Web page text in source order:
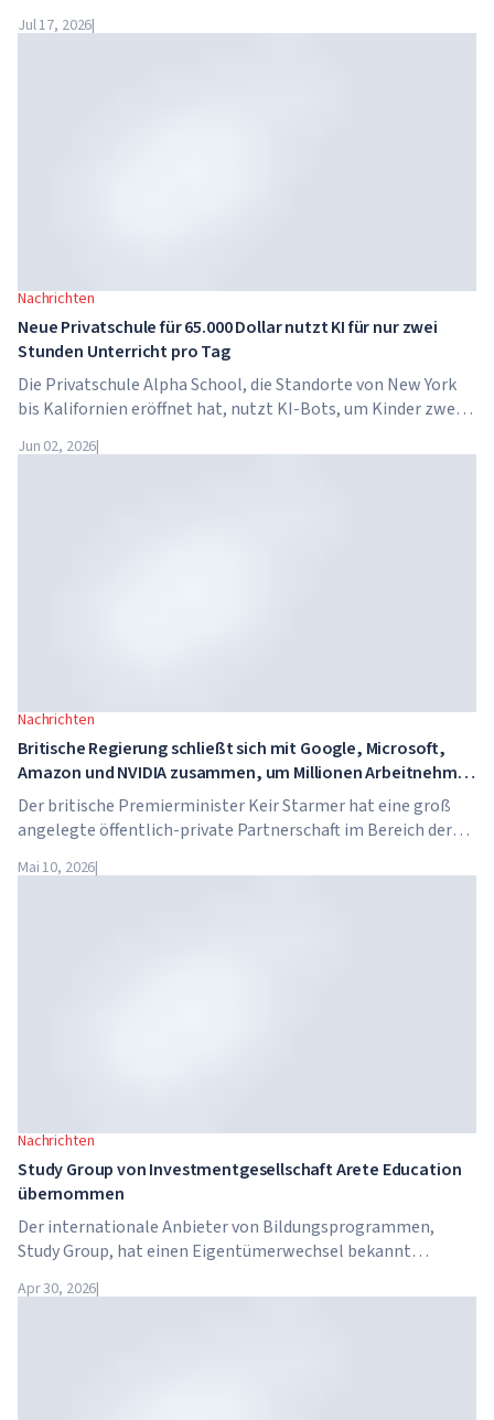
November 2026 findet das Forum im...
Jul 17, 2026|
Nachrichten
Neue Privatschule für 65.000 Dollar nutzt KI für nur zwei
Stunden Unterricht pro Tag
Die Privatschule Alpha School, die Standorte von New York
bis Kalifornien eröffnet hat, nutzt KI-Bots, um Kinder zwei
Die Schule hat keine traditionellen Lehrer, keine
Jun 02, 2026|
Nachrichten
Britische Regierung schließt sich mit Google, Microsoft,
Amazon und NVIDIA zusammen, um Millionen Arbeitnehmer
in KI-Kompetenzen zu schulen
Der britische Premierminister Keir Starmer hat eine groß
angelegte öffentlich-private Partnerschaft im Bereich der
Amazon und NVIDIA starten gemeinsam mit der Regierung
Mai 10, 2026|
Nachrichten
Study Group von Investmentgesellschaft Arete Education
übernommen
Der internationale Anbieter von Bildungsprogrammen,
Study Group, hat einen Eigentümerwechsel bekannt
übernommen – einer Investmentstruktur im
Apr 30, 2026|